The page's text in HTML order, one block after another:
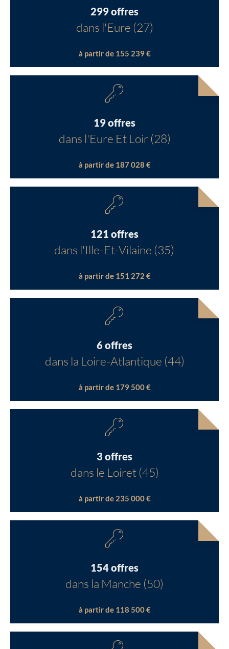
299 offres
dans l'Eure (27)
à partir de 155 239 €
19 offres
dans l'Eure Et Loir (28)
à partir de 187 028 €
121 offres
dans l'Ille-Et-Vilaine (35)
à partir de 151 272 €
6 offres
dans la Loire-Atlantique (44)
à partir de 179 500 €
3 offres
dans le Loiret (45)
à partir de 235 000 €
154 offres
dans la Manche (50)
à partir de 118 500 €